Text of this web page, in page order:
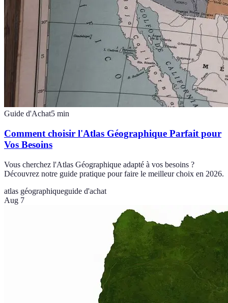
Guide d'Achat5 min
Comment choisir l'Atlas Géographique Parfait pour
Vos Besoins
Vous cherchez l'Atlas Géographique adapté à vos besoins ?
Découvrez notre guide pratique pour faire le meilleur choix en 2026.
atlas géographiqueguide d'achat
Aug 7